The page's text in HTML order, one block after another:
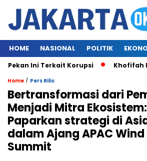
HOME NASIONAL POLITIK
Ini Terkait Korupsi Khofifah
Home / Pers Rilis
Bertransformasi dari
Menjadi Mitra
Paparkan strategi di
dalam Ajang APAC
Summit